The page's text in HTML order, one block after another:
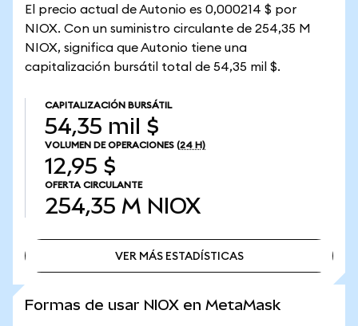
El precio actual de Autonio es 0,000214 $ por
NIOX. Con un suministro circulante de 254,35 M
NIOX, significa que Autonio tiene una
capitalización bursátil total de 54,35 mil $.
CAPITALIZACIÓN BURSÁTIL
54,35 mil $
VOLUMEN DE OPERACIONES (24 H)
12,95 $
OFERTA CIRCULANTE
254,35 M NIOX
VER MÁS ESTADÍSTICAS
Formas de usar NIOX en MetaMask